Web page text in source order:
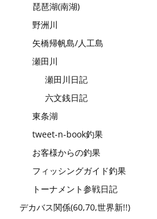
琵琶湖(南湖)
野洲川
矢橋帰帆島/人工島
瀬田川
瀬田川日記
六文銭日記
東条湖
tweet-n-book釣果
お客様からの釣果
フィッシングガイド釣果
トーナメント参戦日記
デカバス関係(60,70,世界新!!)